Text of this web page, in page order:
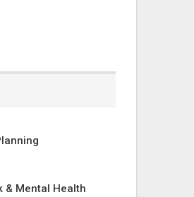
& Mental Health